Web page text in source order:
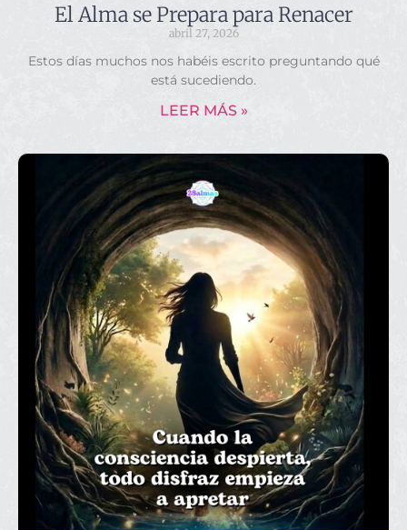
El Alma se Prepara para Renacer
abril 27, 2026
Estos días muchos nos habéis escrito preguntando qué
está sucediendo.
LEER MÁS »